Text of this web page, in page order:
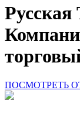
Русская
ПОСМОТРЕТЬ